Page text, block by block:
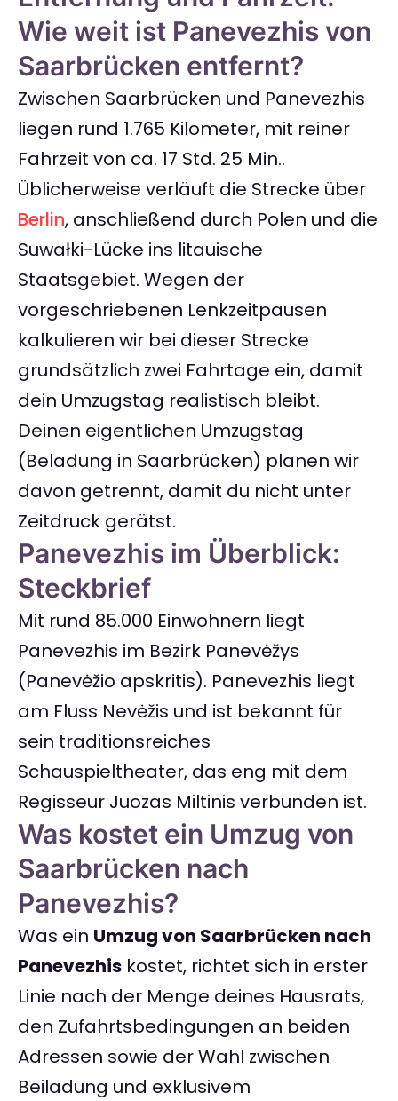
Wie weit ist Panevezhis von
Saarbrücken entfernt?
Zwischen Saarbrücken und Panevezhis
liegen rund 1.765 Kilometer, mit reiner
Fahrzeit von ca. 17 Std. 25 Min..
Üblicherweise verläuft die Strecke über
Berlin, anschließend durch Polen und die
Suwałki-Lücke ins litauische
Staatsgebiet. Wegen der
vorgeschriebenen Lenkzeitpausen
kalkulieren wir bei dieser Strecke
grundsätzlich zwei Fahrtage ein, damit
dein Umzugstag realistisch bleibt.
Deinen eigentlichen Umzugstag
(Beladung in Saarbrücken) planen wir
davon getrennt, damit du nicht unter
Zeitdruck gerätst.
Panevezhis im Überblick:
Steckbrief
Mit rund 85.000 Einwohnern liegt
Panevezhis im Bezirk Panevėžys
(Panevėžio apskritis). Panevezhis liegt
am Fluss Nevėžis und ist bekannt für
sein traditionsreiches
Schauspieltheater, das eng mit dem
Regisseur Juozas Miltinis verbunden ist.
Was kostet ein Umzug von
Saarbrücken nach
Panevezhis?
Was ein Umzug von Saarbrücken nach
Panevezhis kostet, richtet sich in erster
Linie nach der Menge deines Hausrats,
den Zufahrtsbedingungen an beiden
Adressen sowie der Wahl zwischen
Beiladung und exklusivem